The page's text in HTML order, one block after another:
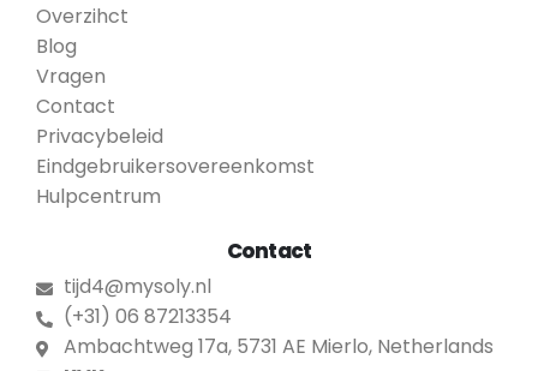
Overzihct
Blog
Vragen
Contact
Privacybeleid
Eindgebruikersovereenkomst
Hulpcentrum
Contact
tijd4@mysoly.nl
(+31) 06 87213354
Ambachtweg 17a, 5731 AE Mierlo, Netherlands